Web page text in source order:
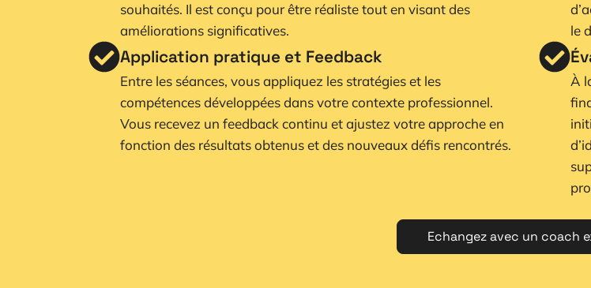
souhaités. Il est conçu pour être réaliste tout en visant des
améliorations significatives.
Application pratique et Feedback
Entre les séances, vous appliquez les stratégies et les
compétences développées dans votre contexte professionnel.
Vous recevez un feedback continu et ajustez votre approche en
fonction des résultats obtenus et des nouveaux défis rencontrés.
le
À
Echangez avec un coach